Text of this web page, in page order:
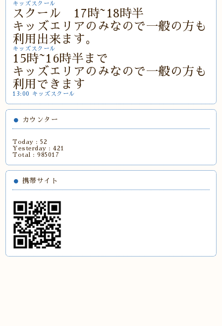
キッズスクール
スクール 17時~18時半
キッズエリアのみなので一般の方も
利用出来ます。
キッズスクール
15時~16時半まで
キッズエリアのみなので一般の方も
利用できます
13:00 キッズスクール
カウンター
Today :52
Yesterday :421
Total :985017
携帯サイト